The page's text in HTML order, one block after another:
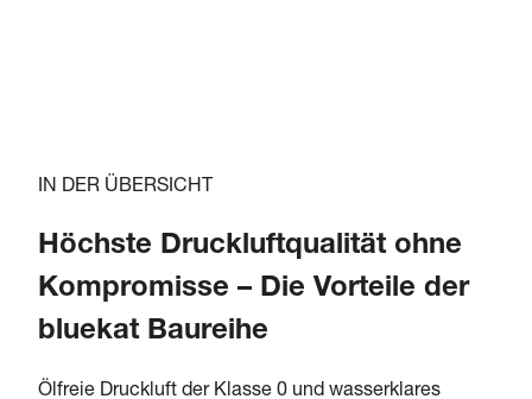
IN DER ÜBERSICHT
Höchste Druckluftqualität ohne
Kompromisse – Die Vorteile der
bluekat Baureihe
Ölfreie Druckluft der Klasse 0 und wasserklares